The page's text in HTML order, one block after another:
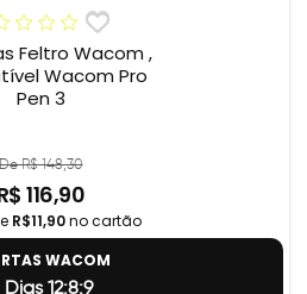
Feltro Wacom ,
Wacom Pro
Pen 3
R$ 148,30
116,90
R$11,90no cartão
WACOM
12:8:8